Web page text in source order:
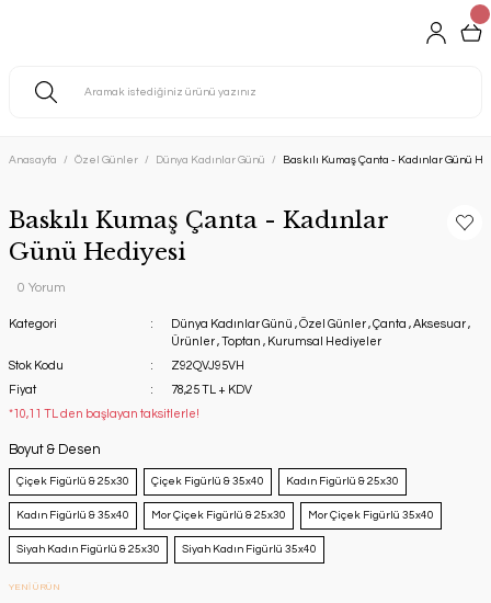
Anasayfa Özel Günler Dünya Kadınlar Günü Baskılı Kumaş Çanta - Kadınlar Günü
Baskılı Kumaş Çanta - Kadınlar
Günü Hediyesi
0 Yorum
Kategori Dünya Kadınlar Günü ,Özel Günler ,Çanta ,Aksesuar ,
Ürünler ,Toptan , Kurumsal Hediyeler
Stok Kodu
Z92QVJ95VH
Fiyat
78,25 TL + KDV
*10,11 TL den başlayan taksitlerle!
Boyut & Desen
Çiçek Figürlü & 25x30 Çiçek Figürlü & 35x40 Kadın Figürlü & 25x30
Kadın Figürlü & 35x40 Mor Çiçek Figürlü & 25x30 Mor Çiçek Figürlü 35x40
Siyah Kadın Figürlü & 25x30 Siyah Kadın Figürlü 35x40
YENİ ÜRÜN